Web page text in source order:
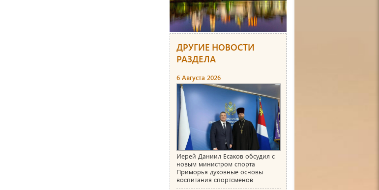
ДРУГИЕ НОВОСТИ
РАЗДЕЛА
6 Августа 2026
Иерей Даниил Есаков обсудил с
новым министром спорта
Приморья духовные основы
воспитания спортсменов